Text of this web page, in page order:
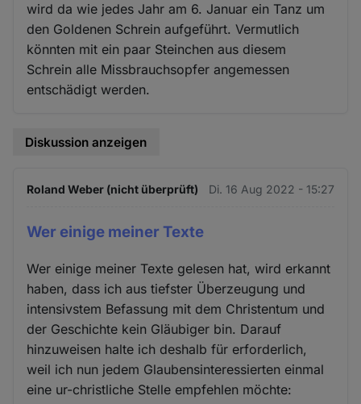
wird da wie jedes Jahr am 6. Januar ein Tanz um
den Goldenen Schrein aufgeführt. Vermutlich
könnten mit ein paar Steinchen aus diesem
Schrein alle Missbrauchsopfer angemessen
entschädigt werden.
Diskussion anzeigen
Roland Weber (nicht überprüft) Di. 16 Aug 2022 - 15:27
Wer einige meiner Texte
Wer einige meiner Texte gelesen hat, wird erkannt
haben, dass ich aus tiefster Überzeugung und
intensivstem Befassung mit dem Christentum und
der Geschichte kein Gläubiger bin. Darauf
hinzuweisen halte ich deshalb für erforderlich,
weil ich nun jedem Glaubensinteressierten einmal
eine ur-christliche Stelle empfehlen möchte: